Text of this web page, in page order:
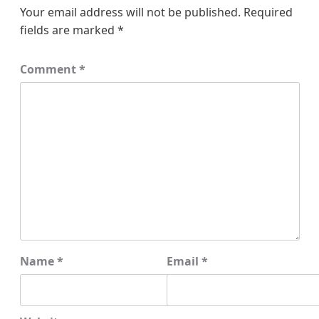
Your email address will not be published. Required
fields are marked *
Comment*
Name* Email *